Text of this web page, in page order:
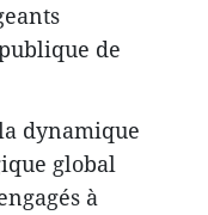
de
dynamique
global
à